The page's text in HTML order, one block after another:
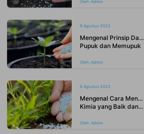
Oleh: Admin
9 Agustus 2023
Mengenal Prinsip Dasar Dalam
Pupuk dan Memupuk
Oleh: Admin
8 Agustus 2023
Mengenal Cara Mencampur Pupuk
Kimia yang Baik dan Benar
Oleh: Admin